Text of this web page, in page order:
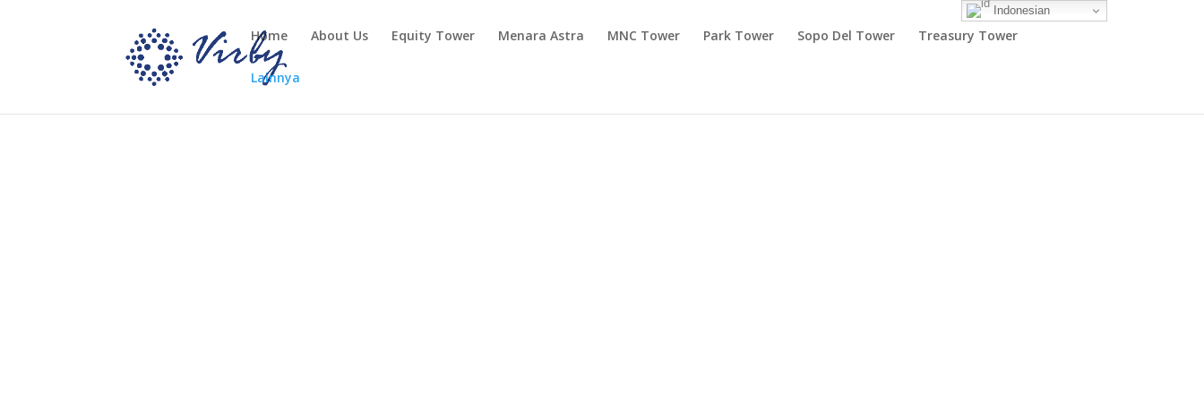
Home About Us Equity Tower Menara Astra MNC Tower Park Tower Sopo Del Tower Treasury Tower
Lainnya
Indonesian